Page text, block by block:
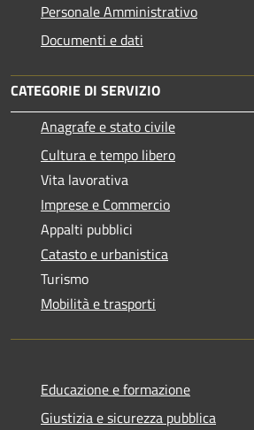
Personale Amministrativo
Documenti e dati
CATEGORIE DI SERVIZIO
Anagrafe e stato civile
Cultura e tempo libero
Vita lavorativa
Imprese e Commercio
Appalti pubblici
Catasto e urbanistica
Turismo
Mobilità e trasporti
Educazione e formazione
Giustizia e sicurezza pubblica